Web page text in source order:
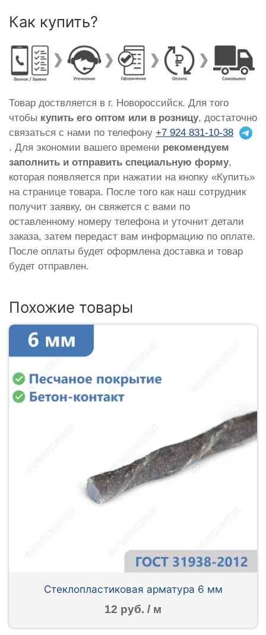
Как купить?
Товар доствляется в г. Новороссийск. Для того
чтобы купить его оптом или в розницу, достаточно
связаться с нами по телефону +7 924 831-10-38
. Для экономии вашего времени рекомендуем
заполнить и отправить специальную форму,
которая появляется при нажатии на кнопку «Купить»
на странице товара. После того как наш сотрудник
получит заявку, он свяжется с вами по
оставленному номеру телефона и уточнит детали
заказа, затем передаст вам информацию по оплате.
После оплаты будет оформлена доставка и товар
будет отправлен.
Похожие товары
Стеклопластиковая арматура 6 мм
12 руб. / м